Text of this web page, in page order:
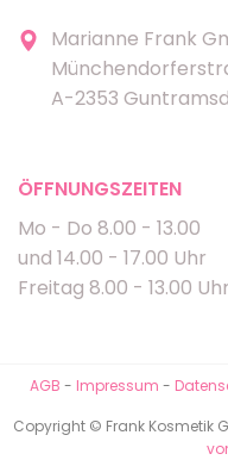
Marianne Frank
A-2353
ÖFFNUNGSZEITEN
Mo - Do 8.00 - 13.00
und 14.00 - 17.00 Uhr
Freitag 8.00 - 13.00 Uhr
AGB - Impressum -
Copyright © Frank Kosmetik